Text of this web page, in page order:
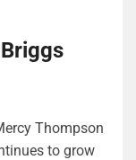
Thompson
to grow